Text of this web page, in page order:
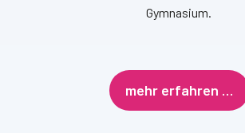
Gymnasium.
mehr erfahren …